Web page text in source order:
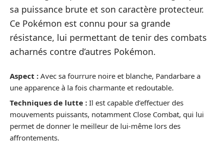
sa puissance brute et son caractère protecteur.
Ce Pokémon est connu pour sa grande
résistance, lui permettant de tenir des combats
acharnés contre d’autres Pokémon.
Aspect : Avec sa fourrure noire et blanche, Pandarbare a
une apparence à la fois charmante et redoutable.
Techniques de lutte : Il est capable d’effectuer des
mouvements puissants, notamment Close Combat, qui lui
permet de donner le meilleur de lui-même lors des
affrontements.